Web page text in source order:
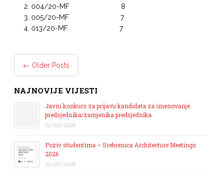
004/20-MF 8
005/20-MF 7
013/20-MF 7
Post navigation
← Older Posts
NAJNOVIJE VIJESTI
Javni konkurs za prijavu kandidata za imenovanje
predsjednika/zamjenika predsjednika
22/07/2026
Poziv studentima – Srebrenica Architecture Meetings
2026
22/07/2026